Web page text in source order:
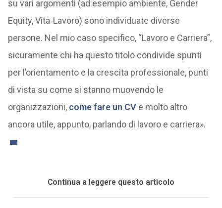
su vari argomenti (ad esempio ambiente, Gender
Equity, Vita-Lavoro) sono individuate diverse
persone. Nel mio caso specifico, “Lavoro e Carriera”,
sicuramente chi ha questo titolo condivide spunti
per l’orientamento e la crescita professionale, punti
di vista su come si stanno muovendo le
organizzazioni, come fare un CVe molto altro
ancora utile, appunto, parlando di lavoro e carriera».
Continua a leggere questo articolo